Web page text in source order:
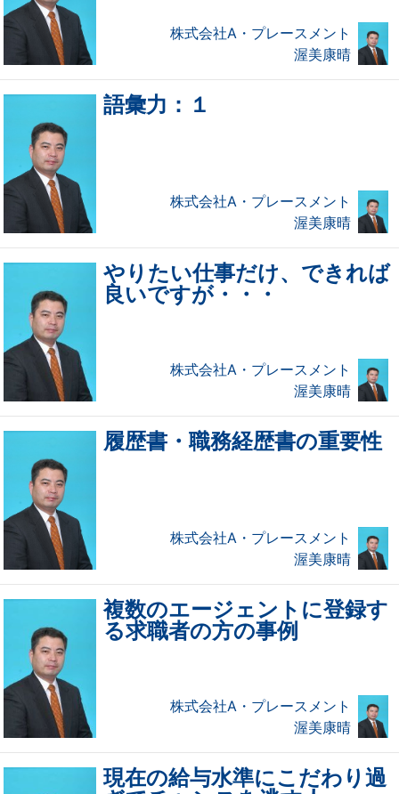
株式会社A・プレースメント
渥美康晴
語彙力：１
株式会社A・プレースメント
渥美康晴
やりたい仕事だけ、できれば
良いですが・・・
株式会社A・プレースメント
渥美康晴
履歴書・職務経歴書の重要性
株式会社A・プレースメント
渥美康晴
複数のエージェントに登録す
る求職者の方の事例
株式会社A・プレースメント
渥美康晴
現在の給与水準にこだわり過